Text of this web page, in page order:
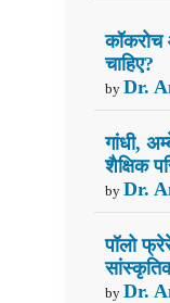
चाहिए?
by Dr.
गांधी,
शैक्षिक
by Dr.
पॉलो
by Dr.